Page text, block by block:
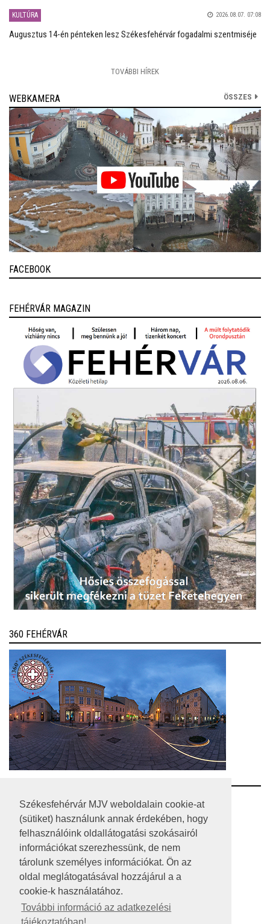
Székesfehérvár MJV weboldalain cookie-at
(sütiket) használunk annak érdekében, hogy
felhasználóink oldallátogatási szokásairól
információkat szerezhessünk, de nem
tárolunk személyes információkat. Ön az
oldal meglátogatásával hozzájárul a a
cookie-k használatához.
További információ az adatkezelési
KULTÚRA 2026.08.07. 07:08
Augusztus 14-én pénteken lesz Székesfehérvár fogadalmi szentmiséje
TOVÁBBI HÍREK
WEBKAMERA ÖSSZES
FACEBOOK
FEHÉRVÁR MAGAZIN
360 FEHÉRVÁR
RSS
A HONLAP 2017.03.31-I ÁLLAPOTA
JOGI NYILATKOZAT
IMPRESSZUM